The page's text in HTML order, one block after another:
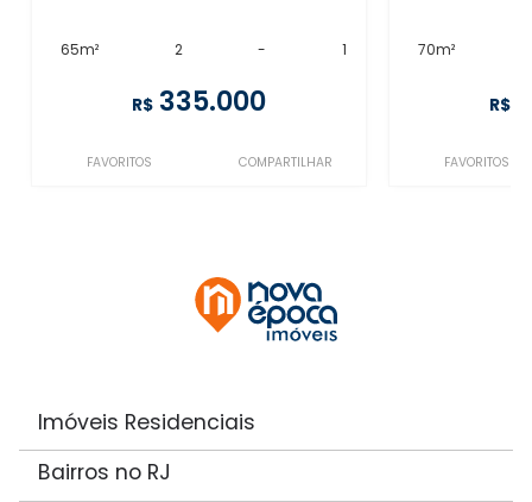
65m² 2 - 1
R$ 335.000
FAVORITOS COMPARTILHAR
70m²
R$
FAVORITOS
Imóveis Residenciais
Bairros no RJ